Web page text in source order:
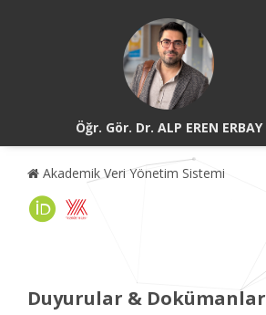
Öğr. Gör. Dr. ALP EREN ERBAY
Akademik Veri Yönetim Sistemi
Duyurular & Dokümanlar